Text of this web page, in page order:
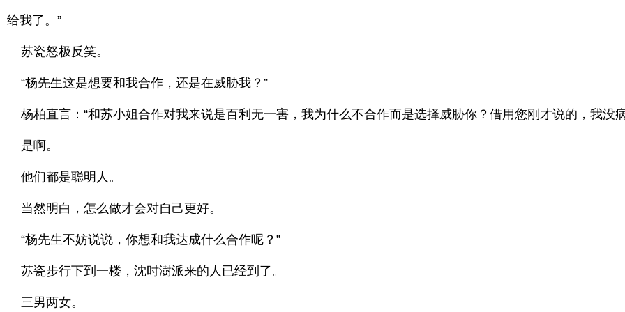
给我了。”
苏瓷怒极反笑。
“杨先生这是想要和我合作，还是在威胁我？”
杨柏直言：“和苏小姐合作对我来说是百利无一害，我为什么不合作而是选择威胁你？借用您刚才说的，我没
是啊。
他们都是聪明人。
当然明白，怎么做才会对自己更好。
“杨先生不妨说说，你想和我达成什么合作呢？”
苏瓷步行下到一楼，沈时澍派来的人已经到了。
三男两女。